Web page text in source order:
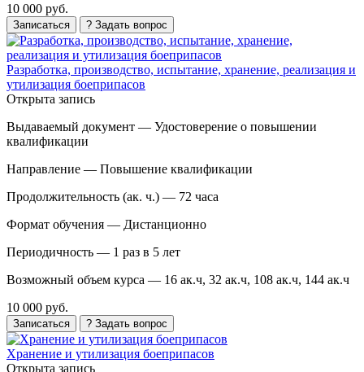
10 000 руб.
Записаться ? Задать вопрос
Разработка, производство, испытание, хранение, реализация и
утилизация боеприпасов
Открыта запись
Выдаваемый документ — Удостоверение о повышении
квалификации
Направление — Повышение квалификации
Продолжительность (ак. ч.) — 72 часа
Формат обучения — Дистанционно
Периодичность — 1 раз в 5 лет
Возможный объем курса — 16 ак.ч, 32 ак.ч, 108 ак.ч, 144 ак.ч
10 000 руб.
Записаться ? Задать вопрос
Хранение и утилизация боеприпасов
Открыта запись